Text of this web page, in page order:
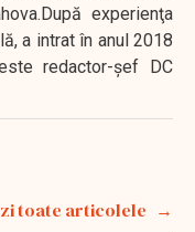
experienţa
a intrat în anul 2018
redactor-şef DC
toate articolele